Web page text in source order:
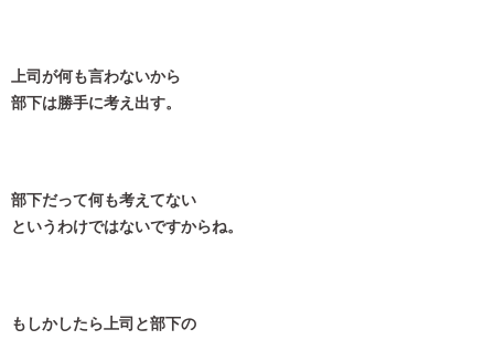
上司が何も言わないから
部下は勝手に考え出す。
部下だって何も考えてない
というわけではないですからね。
もしかしたら上司と部下の